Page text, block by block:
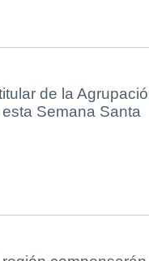
de la
Semana Santa